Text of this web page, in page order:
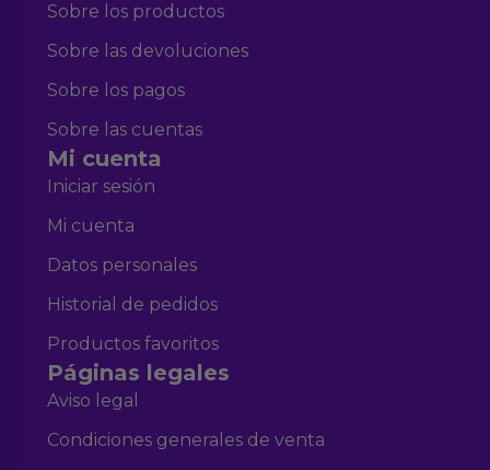
Sobre los productos
Sobre las devoluciones
Sobre los pagos
Sobre las cuentas
Mi cuenta
Iniciar sesión
Mi cuenta
Datos personales
Historial de pedidos
Productos favoritos
Páginas legales
Aviso legal
Condiciones generales de venta